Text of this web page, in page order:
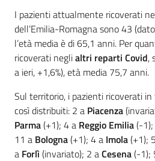
I pazienti attualmente ricoverati
dell’Emilia-Romagna sono 43
l’età media è di 65,1 anni. Per
ricoverati neglialtri reparti Covid,
a ieri, +1,6%), età media 75,7 anni.
Sul territorio, i pazienti ricoverati
così distribuiti: 2 a Piacenza
Parma(+1); 4 a Reggio Emilia(-
11 a Bologna(+1); 4 a Imola(+1);
a Forlì(invariato); 2 aCesena(-1);